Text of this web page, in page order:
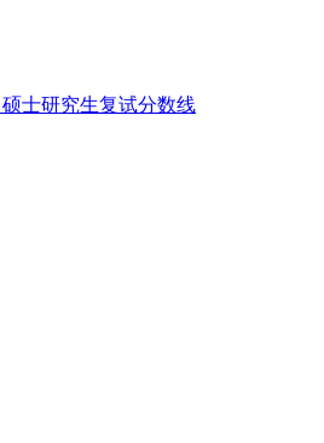
士研究生复试分数线